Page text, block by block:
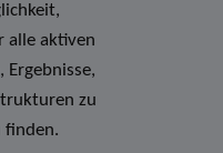
alle aktiven
Ergebnisse,
zu
finden.